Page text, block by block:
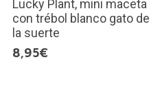
Lucky Plant, mini maceta
con trébol blanco gato de
la suerte
8,95€